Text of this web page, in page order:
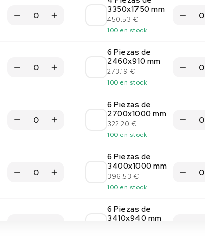
3350x1750 mm
450.53 €
100 en stock
6 Piezas de
2460x910 mm
273.19 €
100 en stock
6 Piezas de
2700x1000 mm
322.20 €
100 en stock
6 Piezas de
3400x1000 mm
396.53 €
100 en stock
6 Piezas de
3410x940 mm